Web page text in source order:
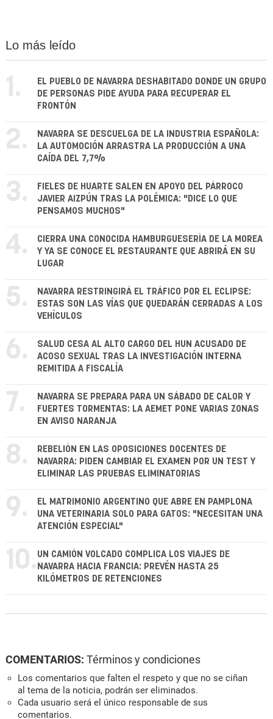
Lo más leído
1.
EL PUEBLO DE NAVARRA DESHABITADO DONDE UN GRUPO
DE PERSONAS PIDE AYUDA PARA RECUPERAR EL
FRONTÓN
2.
NAVARRA SE DESCUELGA DE LA INDUSTRIA ESPAÑOLA:
LA AUTOMOCIÓN ARRASTRA LA PRODUCCIÓN A UNA
CAÍDA DEL 7,7%
3.
FIELES DE HUARTE SALEN EN APOYO DEL PÁRROCO
JAVIER AIZPÚN TRAS LA POLÉMICA: "DICE LO QUE
PENSAMOS MUCHOS"
4.
CIERRA UNA CONOCIDA HAMBURGUESERÍA DE LA MOREA
Y YA SE CONOCE EL RESTAURANTE QUE ABRIRÁ EN SU
LUGAR
5.
NAVARRA RESTRINGIRÁ EL TRÁFICO POR EL ECLIPSE:
ESTAS SON LAS VÍAS QUE QUEDARÁN CERRADAS A LOS
VEHÍCULOS
6.
SALUD CESA AL ALTO CARGO DEL HUN ACUSADO DE
ACOSO SEXUAL TRAS LA INVESTIGACIÓN INTERNA
REMITIDA A FISCALÍA
7.
NAVARRA SE PREPARA PARA UN SÁBADO DE CALOR Y
FUERTES TORMENTAS: LA AEMET PONE VARIAS ZONAS
EN AVISO NARANJA
8.
REBELIÓN EN LAS OPOSICIONES DOCENTES DE
NAVARRA: PIDEN CAMBIAR EL EXAMEN POR UN TEST Y
ELIMINAR LAS PRUEBAS ELIMINATORIAS
9.
EL MATRIMONIO ARGENTINO QUE ABRE EN PAMPLONA
UNA VETERINARIA SOLO PARA GATOS: "NECESITAN UNA
ATENCIÓN ESPECIAL"
10. UN CAMIÓN VOLCADO COMPLICA LOS VIAJES DE
NAVARRA HACIA FRANCIA: PREVÉN HASTA 25
KILÓMETROS DE RETENCIONES
COMENTARIOS: Términos y condiciones
Los comentarios que falten el respeto y que no se ciñan
al tema de la noticia, podrán ser eliminados.
Cada usuario será el único responsable de sus
comentarios.